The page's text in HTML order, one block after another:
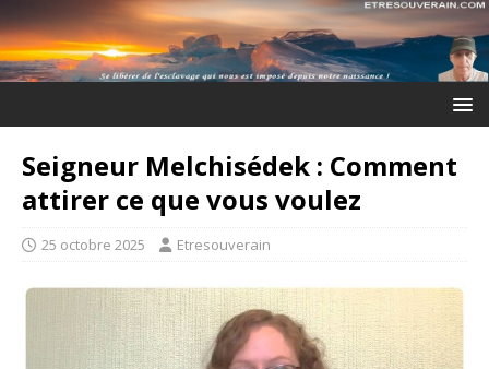
Seigneur Melchisédek : Comment
attirer ce que vous voulez
25 octobre 2025 Etresouverain